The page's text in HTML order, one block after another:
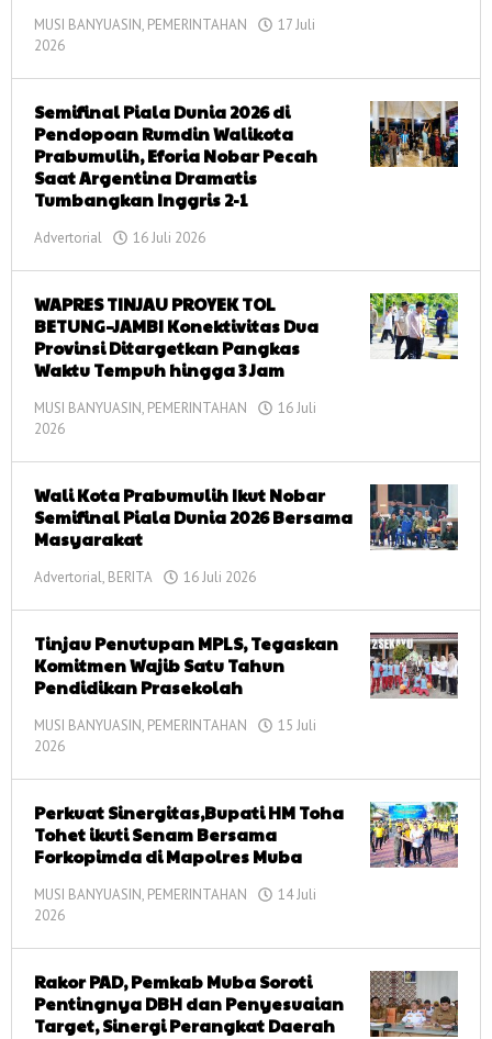
MUSI BANYUASIN, PEMERINTAHAN
17 Juli
2026
Semifinal Piala Dunia 2026 di
Pendopoan Rumdin Walikota
Prabumulih, Eforia Nobar Pecah
Saat Argentina Dramatis
Tumbangkan Inggris 2-1
Advertorial 16 Juli 2026
WAPRES TINJAU PROYEK TOL
BETUNG–JAMBI Konektivitas Dua
Provinsi Ditargetkan Pangkas
Waktu Tempuh hingga 3 Jam
MUSI BANYUASIN, PEMERINTAHAN
16 Juli
2026
Wali Kota Prabumulih Ikut Nobar
Semifinal Piala Dunia 2026 Bersama
Masyarakat
Advertorial, BERITA 16 Juli 2026
Tinjau Penutupan MPLS, Tegaskan
Komitmen Wajib Satu Tahun
Pendidikan Prasekolah
MUSI BANYUASIN, PEMERINTAHAN
15 Juli
2026
Perkuat Sinergitas,Bupati HM Toha
Tohet ikuti Senam Bersama
Forkopimda di Mapolres Muba
MUSI BANYUASIN, PEMERINTAHAN
14 Juli
2026
Rakor PAD, Pemkab Muba Soroti
Pentingnya DBH dan Penyesuaian
Target, Sinergi Perangkat Daerah